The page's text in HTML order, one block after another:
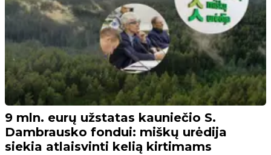
9 mln. eurų užstatas kauniečio S.
Dambrausko fondui: miškų urėdija
siekia atlaisvinti kelią kirtimams